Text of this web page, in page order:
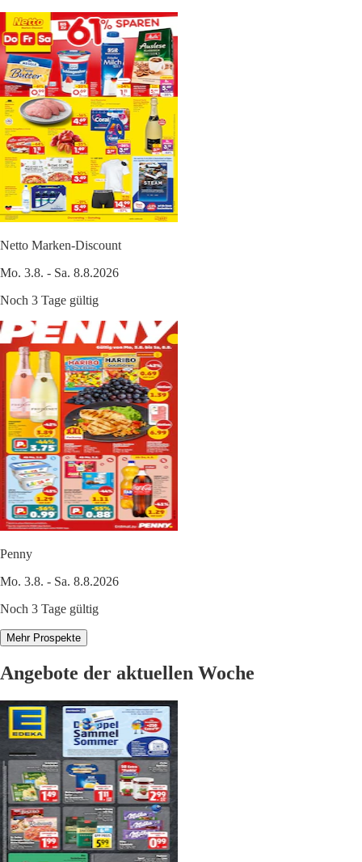
Netto Marken-Discount
Mo. 3.8. - Sa. 8.8.2026
Noch 3 Tage gültig
Penny
Mo. 3.8. - Sa. 8.8.2026
Noch 3 Tage gültig
Mehr Prospekte
Angebote der aktuellen Woche